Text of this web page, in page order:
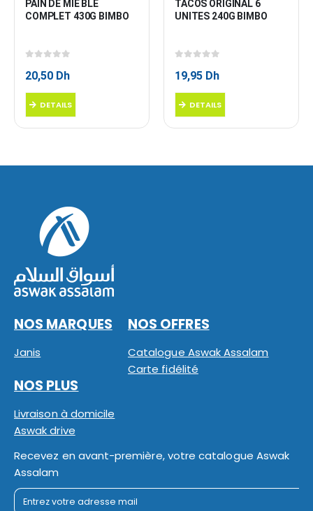
PAIN DE MIE BLE
COMPLET 430G BIMBO
20,50 Dh
DETAILS
TACOS ORIGINAL 6
UNITES 240G BIMBO
19,95 Dh
DETAILS
NOS MARQUES
Janis
NOS OFFRES
Catalogue Aswak Assalam
Carte fidélité
NOS PLUS
Livraison à domicile
Aswak drive
Recevez en avant-première, votre catalogue Aswak
Assalam